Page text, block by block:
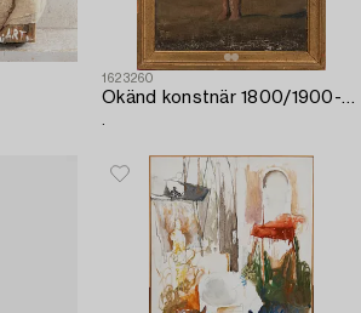
1623260
Okänd konstnär 1800/1900-tal